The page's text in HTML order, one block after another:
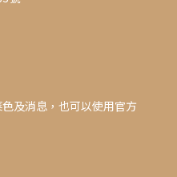
及消息，也可以使用官方